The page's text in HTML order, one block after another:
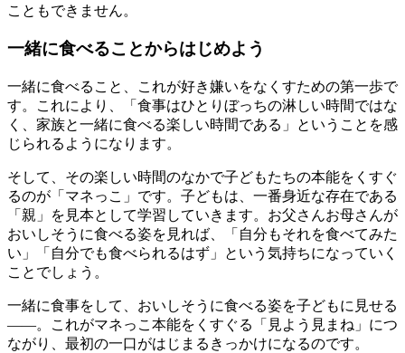
こともできません。
一緒に食べることからはじめよう
一緒に食べること、これが好き嫌いをなくすための第一歩で
す。これにより、「食事はひとりぼっちの淋しい時間ではな
く、家族と一緒に食べる楽しい時間である」ということを感
じられるようになります。
そして、その楽しい時間のなかで子どもたちの本能をくすぐ
るのが「マネっこ」です。子どもは、一番身近な存在である
「親」を見本として学習していきます。お父さんお母さんが
おいしそうに食べる姿を見れば、「自分もそれを食べてみた
い」「自分でも食べられるはず」という気持ちになっていく
ことでしょう。
一緒に食事をして、おいしそうに食べる姿を子どもに見せる
――。これがマネっこ本能をくすぐる「見よう見まね」につ
ながり、最初の一口がはじまるきっかけになるのです。